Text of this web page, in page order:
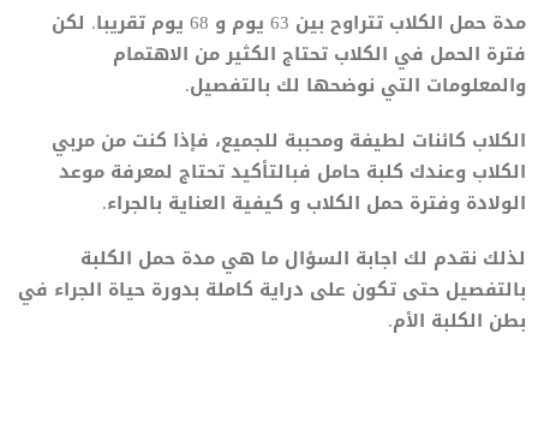
مدة حمل الكلاب تتراوح بين 63 يوم و 68 يوم تقريبا. لكن
فترة الحمل في الكلاب تحتاج الكثير من الاهتمام
والمعلومات التي نوضحها لك بالتفصيل.
الكلاب كائنات لطيفة ومحببة للجميع، فإذا كنت من مربي
الكلاب وعندك كلبة حامل فبالتأكيد تحتاج لمعرفة موعد
الولادة وفترة حمل الكلاب و كيفية العناية بالجراء.
لذلك نقدم لك اجابة السؤال ما هي مدة حمل الكلبة
بالتفصيل حتى تكون على دراية كاملة بدورة حياة الجراء في
بطن الكلبة الأم.